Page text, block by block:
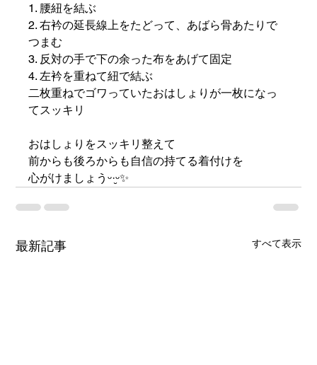
1. 腰紐を結ぶ
2. 右衿の延長線上をたどって、あばら骨あたりで
つまむ
3. 反対の手で下の余った布をあげて固定
4. 左衿を重ねて紐で結ぶ
二枚重ねでゴワっていたおはしょりが一枚になっ
てスッキリ
おはしょりをスッキリ整えて
前からも後ろからも自信の持てる着付けを
心がけましょうᵕ·̮ᵕ✨️
最新記事 すべて表示